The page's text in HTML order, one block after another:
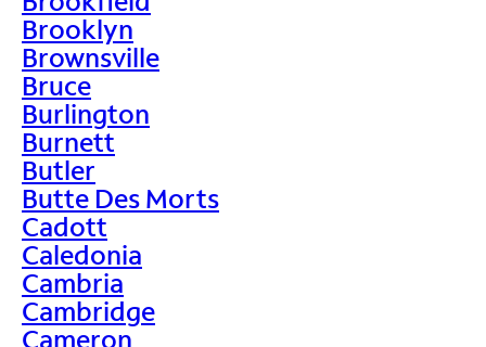
Brooklyn
Brownsville
Bruce
Burlington
Burnett
Butler
Butte Des Morts
Cadott
Caledonia
Cambria
Cambridge
Cameron